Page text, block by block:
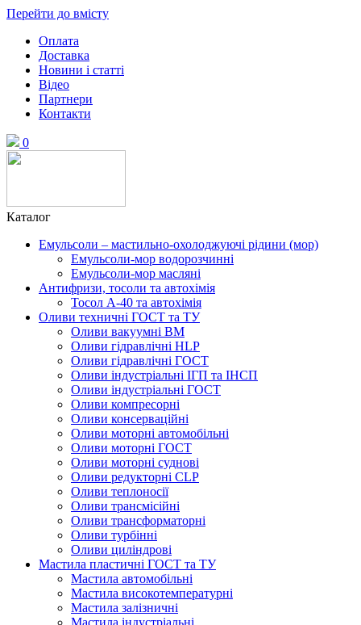
Перейти до вмісту
Оплата
Доставка
Новини і статті
Відео
Партнери
Контакти
0
Каталог
Емульсоли – мастильно-охолоджуючі рідини (мор)
Емульсоли-мор водорозчинні
Емульсоли-мор масляні
Антифризи, тосоли та автохімія
Тосол А-40 та автохімія
Оливи техничні ГОСТ та ТУ
Оливи вакуумні ВМ
Оливи гідравлічні HLP
Оливи гідравлічні ГОСТ
Оливи індустріальні ІГП та ІНСП
Оливи індустріальні ГОСТ
Оливи компресорні
Оливи консерваційні
Оливи моторні автомобільні
Оливи моторні ГОСТ
Оливи моторні суднові
Оливи редукторні CLP
Оливи теплоносії
Оливи трансмісійні
Оливи трансформаторні
Оливи турбінні
Оливи циліндрові
Мастила пластичні ГОСТ та ТУ
Мастила автомобільні
Мастила високотемпературні
Мастила залізничні
Мастила індустріальні